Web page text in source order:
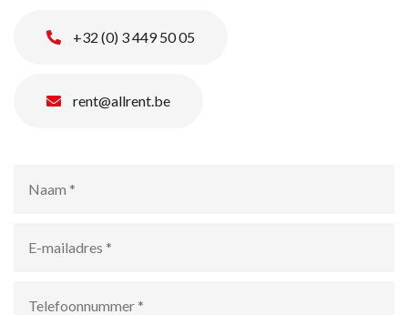
+32 (0) 3 449 50 05
rent@allrent.be
mailadres *